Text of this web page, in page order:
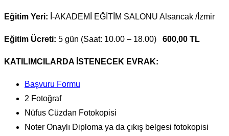
Eğitim Yeri: İ-AKADEMİ EĞİTİM SALONU Alsancak /İzmir
Eğitim Ücreti: 5 gün (Saat: 10.00 – 18.00) 600,00 TL
KATILIMCILARDA İSTENECEK EVRAK:
Başvuru Formu
2 Fotoğraf
Nüfus Cüzdan Fotokopisi
Noter Onaylı Diploma ya da çıkış belgesi fotokopisi